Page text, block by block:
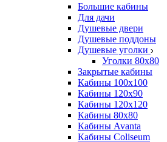
Большие кабины
Для дачи
Душевые двери
Душевые поддоны
Душевые уголки
Уголки 80х80
Закрытые кабины
Кабины 100x100
Кабины 120x90
Кабины 120х120
Кабины 80х80
Кабины Avanta
Кабины Coliseum